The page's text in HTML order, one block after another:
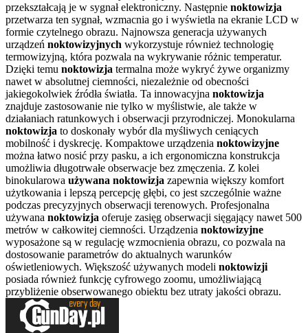
przekształcają je w sygnał elektroniczny. Następnie noktowizja
przetwarza ten sygnał, wzmacnia go i wyświetla na ekranie LCD w
formie czytelnego obrazu. Najnowsza generacja używanych
urządzeń noktowizyjnych wykorzystuje również technologię
termowizyjną, która pozwala na wykrywanie różnic temperatur.
Dzięki temu noktowizja termalna może wykryć żywe organizmy
nawet w absolutnej ciemności, niezależnie od obecności
jakiegokolwiek źródła światła. Ta innowacyjna noktowizja
znajduje zastosowanie nie tylko w myślistwie, ale także w
działaniach ratunkowych i obserwacji przyrodniczej. Monokularna
noktowizja to doskonały wybór dla myśliwych ceniących
mobilność i dyskrecję. Kompaktowe urządzenia noktowizyjne
można łatwo nosić przy pasku, a ich ergonomiczna konstrukcja
umożliwia długotrwałe obserwacje bez zmęczenia. Z kolei
binokularowa używana noktowizja zapewnia większy komfort
użytkowania i lepszą percepcję głębi, co jest szczególnie ważne
podczas precyzyjnych obserwacji terenowych. Profesjonalna
używana noktowizja oferuje zasięg obserwacji sięgający nawet 500
metrów w całkowitej ciemności. Urządzenia noktowizyjne
wyposażone są w regulację wzmocnienia obrazu, co pozwala na
dostosowanie parametrów do aktualnych warunków
oświetleniowych. Większość używanych modeli noktowizji
posiada również funkcję cyfrowego zoomu, umożliwiającą
przybliżenie obserwowanego obiektu bez utraty jakości obrazu.